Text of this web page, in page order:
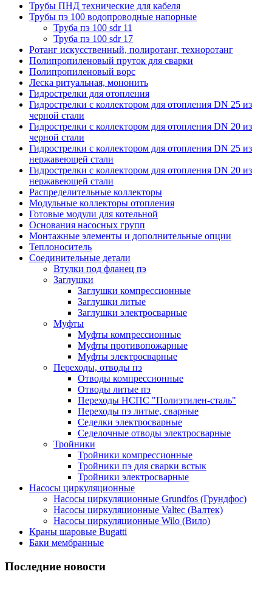
Трубы ПНД технические для кабеля
Трубы пэ 100 водопроводные напорные
Труба пэ 100 sdr 11
Труба пэ 100 sdr 17
Ротанг искусственный, полиротанг, техноротанг
Полипропиленовый пруток для сварки
Полипропиленовый ворс
Леска ритуальная, мононить
Гидрострелки для отопления
Гидрострелки с коллектором для отопления DN 25 из
черной стали
Гидрострелки с коллектором для отопления DN 20 из
черной стали
Гидрострелки с коллектором для отопления DN 25 из
нержавеющей стали
Гидрострелки с коллектором для отопления DN 20 из
нержавеющей стали
Распределительные коллекторы
Модульные коллекторы отопления
Готовые модули для котельной
Основания насосных групп
Монтажные элементы и дополнительные опции
Теплоноситель
Соединительные детали
Втулки под фланец пэ
Заглушки
Заглушки компрессионные
Заглушки литые
Заглушки электросварные
Муфты
Муфты компрессионные
Муфты противопожарные
Муфты электросварные
Переходы, отводы пэ
Отводы компрессионные
Отводы литые пэ
Переходы НСПС "Полиэтилен-сталь"
Переходы пэ литые, сварные
Седелки электросварные
Седелочные отводы электросварные
Тройники
Тройники компрессионные
Тройники пэ для сварки встык
Тройники электросварные
Насосы циркуляционные
Насосы циркуляционные Grundfos (Грундфос)
Насосы циркуляционные Valtec (Валтек)
Насосы циркуляционные Wilo (Вило)
Краны шаровые Bugatti
Баки мембранные
Последние новости